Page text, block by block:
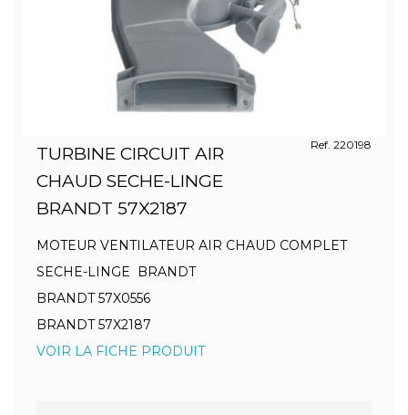
TURBINE CIRCUIT AIR
CHAUD SECHE-LINGE
BRANDT 57X2187
Ref. 220198
MOTEUR VENTILATEUR AIR CHAUD COMPLET
SECHE-LINGE BRANDT
BRANDT 57X0556
BRANDT 57X2187
VOIR LA FICHE PRODUIT